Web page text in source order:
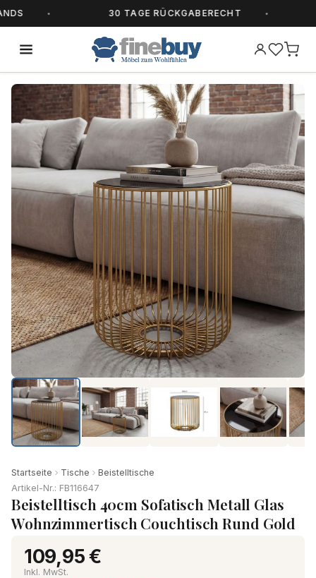
30 TAGE RÜCKGABERECHT
Startseite Tische
Beistelltische
Artikel-Nr.: FB116647
Beistelltisch 40cm Sofatisch Metall Glas
Wohnzimmertisch Couchtisch Rund Gold
109,95 €
Inkl. MwSt.